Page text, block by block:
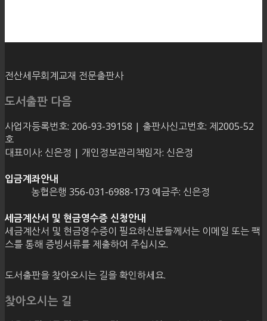
전산세무회계교재 전문출판사
도서출판 다음
사업자등록번호: 206-93-39158 | 출판사신고번호: 제2005-52
호
대표이사: 신은정 | 개인정보관리책임자: 신은정
입금계좌안내
농협은행 356-031-6988-173 예금주: 신은정
세금계산서 및 현금영수증 신청안내
세금계산서 및 현금영수증이 필요하신분들께서는 이메일 또는 팩
스를 통해 증빙서류를 제출하여 주십시오.
도서출판을 찾아오시는 길을 확인하세요.
찾아오시는 길